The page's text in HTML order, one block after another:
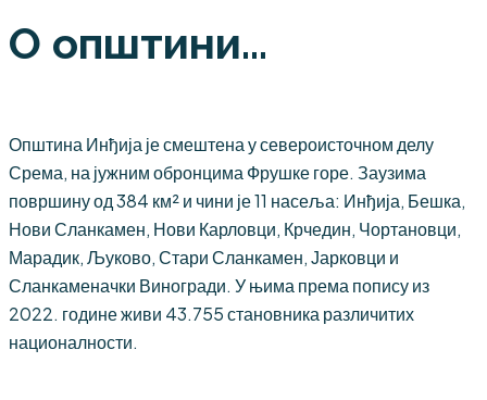
О општини...
Општина Инђија је смештена у североисточном делу
Срема, на јужним обронцима Фрушке горе. Заузима
површину од 384 км² и чини је 11 насеља: Инђија, Бешка,
Нови Сланкамен, Нови Карловци, Крчедин, Чортановци,
Марадик, Љуково, Стари Сланкамен, Јарковци и
Сланкаменачки Виногради. У њима према попису из
2022. године живи 43.755 становника различитих
националности.